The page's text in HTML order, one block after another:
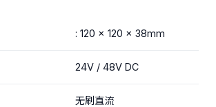
: 120 x 120 x 38mm
24V / 48V DC
无刷直流